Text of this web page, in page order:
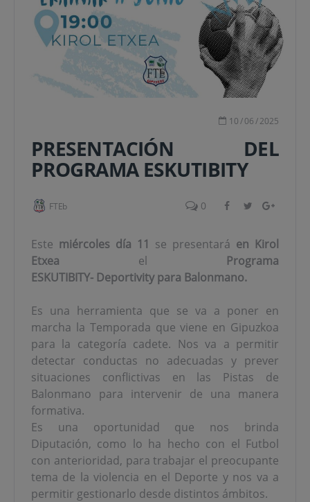
10/06/2025
PRESENTACIÓN DEL
PROGRAMA ESKUTIBITY
FTEb 0
Este miércoles día 11 se presentará en Kirol
Etxea el Programa
ESKUTIBITY- Deportivitypara Balonmano.
Es una herramienta que se va a poner en
marcha la Temporada que viene en Gipuzkoa
para la categoría cadete. Nos va a permitir
detectar conductas no adecuadas y prever
situaciones conflictivas en las Pistas de
Balonmano para intervenir de una manera
formativa.
Es una oportunidad que nos brinda
Diputación, como lo ha hecho con el Futbol
con anterioridad, para trabajar el preocupante
tema de la violencia en el Deporte y nos va a
permitir gestionarlo desde distintos ámbitos.